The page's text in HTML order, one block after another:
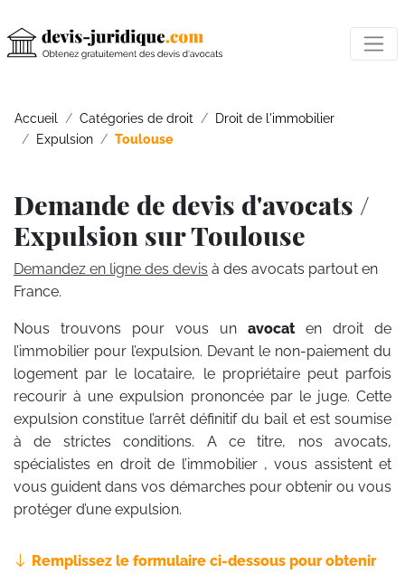
Accueil Catégories de droit
Droit de l'immobilier
Expulsion
Toulouse
Demande de devis d'avocats /
Expulsion sur Toulouse
Demandez en ligne des devis à des avocats partout en
France.
Nous trouvons pour vous un avocat en droit de
l’immobilier pour l’expulsion. Devant le non-paiement du
logement par le locataire, le propriétaire peut parfois
recourir à une expulsion prononcée par le juge. Cette
expulsion constitue l’arrêt définitif du bail et est soumise
à de strictes conditions. A ce titre, nos avocats,
spécialistes en droit de l’immobilier , vous assistent et
vous guident dans vos démarches pour obtenir ou vous
protéger d’une expulsion.
Remplissez le formulaire ci-dessous pour obtenir